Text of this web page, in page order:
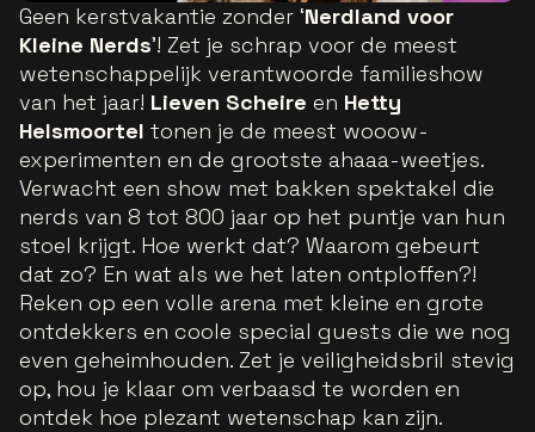
Geen kerstvakantie zonder ‘Nerdland voor
Kleine Nerds’! Zet je schrap voor de meest
wetenschappelijk verantwoorde familieshow
van het jaar! Lieven Scheire en Hetty
Helsmoortel tonen je de meest wooow-
experimenten en de grootste ahaaa-weetjes.
Verwacht een show met bakken spektakel die
nerds van 8 tot 800 jaar op het puntje van hun
stoel krijgt. Hoe werkt dat? Waarom gebeurt
dat zo? En wat als we het laten ontploffen?!
Reken op een volle arena met kleine en grote
ontdekkers en coole special guests die we nog
even geheimhouden. Zet je veiligheidsbril stevig
op, hou je klaar om verbaasd te worden en
ontdek hoe plezant wetenschap kan zijn.